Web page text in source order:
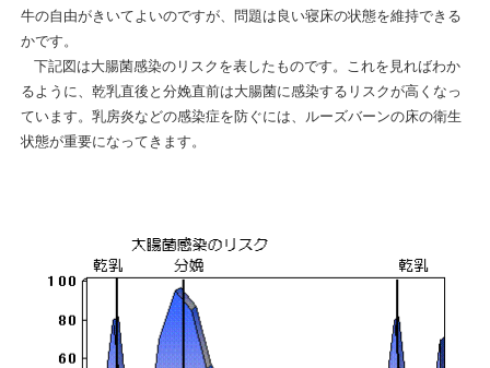
牛の自由がきいてよいのですが、問題は良い寝床の状態を維持できる
かです。
下記図は大腸菌感染のリスクを表したものです。これを見ればわか
るように、乾乳直後と分娩直前は大腸菌に感染するリスクが高くなっ
ています。乳房炎などの感染症を防ぐには、ルーズバーンの床の衛生
状態が重要になってきます。